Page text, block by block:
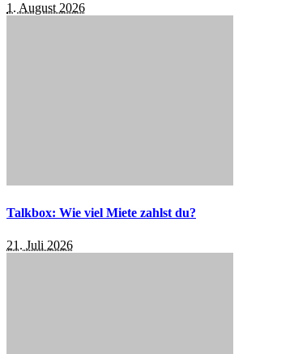
1. August 2026
Talkbox: Wie viel Miete zahlst du?
21. Juli 2026